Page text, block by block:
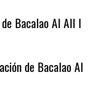
Bacalao Al All I
de Bacalao Al